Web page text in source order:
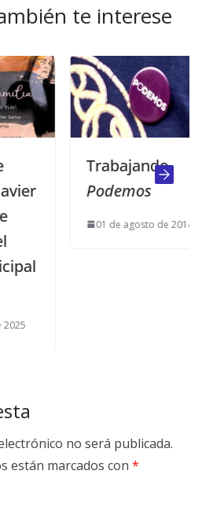
te interese
Trabajando,
Podemos
01 de agosto de 2014
no será publicada.
están marcados con *